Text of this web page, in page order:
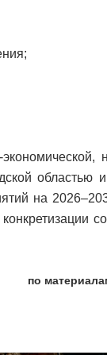
областью
на
по